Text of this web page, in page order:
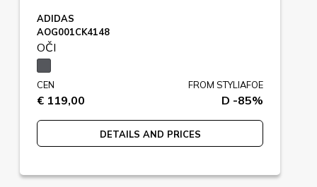
ADIDAS
AOG001CK4148
OČI
CEN
€ 119,00
FROM STYLIAFOE
D -85%
DETAILS AND PRICES